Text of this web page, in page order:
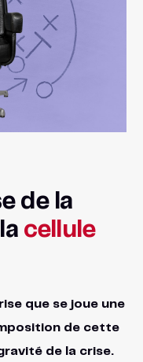
de la
cellule
que se joue une
de cette
de la crise.